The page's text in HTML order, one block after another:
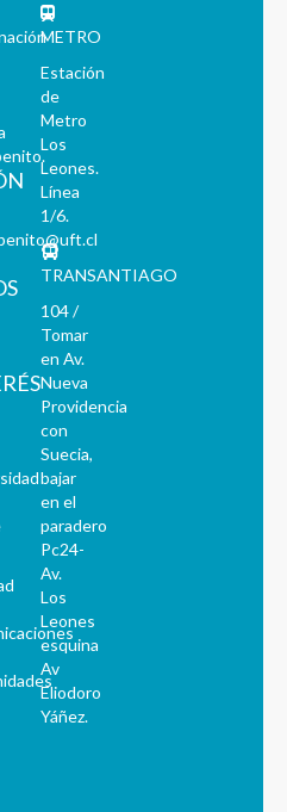
METRO
Estación
de
Metro
Los
Leones.
Línea
1/6.
TRANSANTIAGO
104 /
Tomar
en Av.
Nueva
Providencia
con
Suecia,
bajar
en el
paradero
Pc24-
Av.
Los
Leones
esquina
Av
Eliodoro
Yáñez.